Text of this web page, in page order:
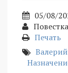
05/08/
Печать